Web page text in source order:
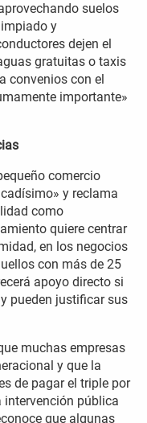
suelos
y
dejen el
gratuitas o taxis
convenios con el
importante»
comercio
y reclama
como
quiere centrar
en los negocios
con más de 25
apoyo directo si
pueden justificar sus
muchas empresas
y que la
de pagar el triple por
pública
que algunas